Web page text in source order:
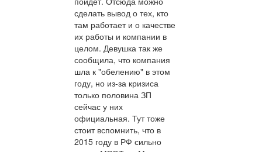
сделать вывод о тех, кто
там работает и о качестве
их работы и компании в
целом. Девушка так же
сообщила, что компания
шла к "обелению" в этом
году, но из-за кризиса
только половина ЗП
сейчас у них
официальная. Тут тоже
стоит вспомнить, что в
2015 году в РФ сильно